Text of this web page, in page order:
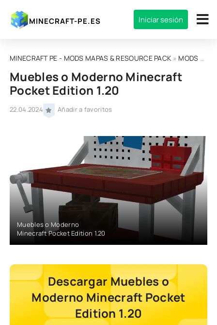
MINECRAFT-PE.ES Iniciar sesión
MINECRAFT PE - MODS MAPAS & RESOURCE PACK » MODS
Muebles o Moderno Minecraft
Pocket Edition 1.20
22.04.2024 Añadir a favoritos
Muebles o Moderno
Minecraft Pocket Edition 1.20
Descargar Muebles o
Moderno Minecraft Pocket
Edition 1.20